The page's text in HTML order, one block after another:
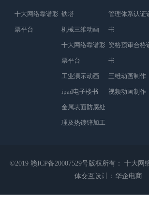
十大网络靠谱彩
票平台
铁塔
机械三维动画
十大网络靠谱彩
票平台
工业演示动画
ipad电子楼书
金属表面防腐处
理及热镀锌加工
管理体系认证
书
资格预审合格
书
三维动画制作
视频动画制作
©2019 赣ICP备20007529号版权所有： 十大网
体交互设计： 华企电商